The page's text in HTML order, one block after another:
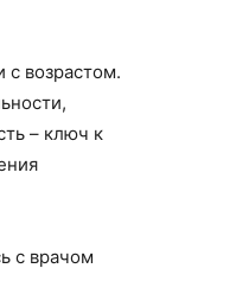
возрастом.
– ключ к
с врачом